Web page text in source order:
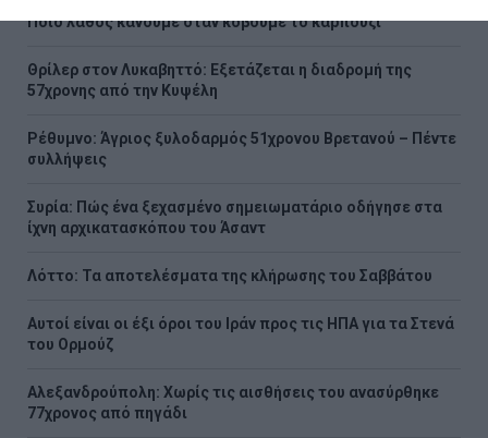
Ποιο λάθος κάνουμε όταν κόβουμε το καρπούζι
Θρίλερ στον Λυκαβηττό: Εξετάζεται η διαδρομή της
57χρονης από την Κυψέλη
Ρέθυμνο: Άγριος ξυλοδαρμός 51χρονου Βρετανού – Πέντε
συλλήψεις
Συρία: Πώς ένα ξεχασμένο σημειωματάριο οδήγησε στα
ίχνη αρχικατασκόπου του Άσαντ
Λόττο: Τα αποτελέσματα της κλήρωσης του Σαββάτου
Αυτοί είναι οι έξι όροι του Ιράν προς τις ΗΠΑ για τα Στενά
του Ορμούζ
Αλεξανδρούπολη: Χωρίς τις αισθήσεις του ανασύρθηκε
77χρονος από πηγάδι